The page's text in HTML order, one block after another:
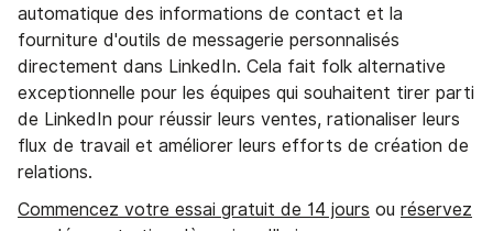
automatique des informations de contact et la
fourniture d'outils de messagerie personnalisés
directement dans LinkedIn. Cela fait folk alternative
exceptionnelle pour les équipes qui souhaitent tirer parti
de LinkedIn pour réussir leurs ventes, rationaliser leurs
flux de travail et améliorer leurs efforts de création de
relations.
Commencez votre essai gratuit de 14 jours ou réservez